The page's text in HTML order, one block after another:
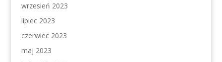
wrzesień 2023
lipiec 2023
czerwiec 2023
maj 2023